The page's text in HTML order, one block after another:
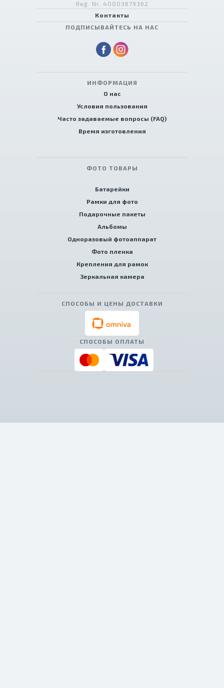
Reģ. Nr. 40003679362
Контакты
ПОДПИСЫВАЙТЕСЬ НА НАС
ИНФОРМАЦИЯ
О нас
Условия пользования
Часто задаваемые вопросы (FAQ)
Время изготовления
ФОТО ТОВАРЫ
Батарейки
Рамки для фото
Подарочные пакеты
Альбомы
Одноразовый фотоаппарат
Фото пленка
Крепления для рамок
Зеркальная камера
СПОСОБЫ И ЦЕНЫ ДОСТАВКИ
СПОСОБЫ ОПЛАТЫ